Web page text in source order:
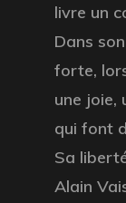
livre un
Dans
forte,
une joie,
qui font
Sa
Alain